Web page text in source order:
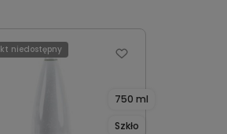
750 ml
Szkło
niedostępny